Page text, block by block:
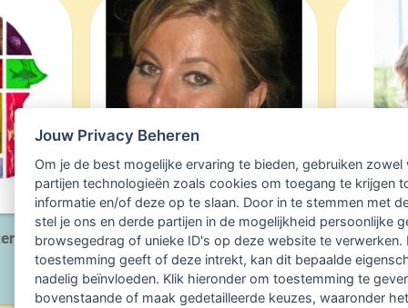
Praktijk voor
Multidisciplinaire
Natuurgeneeskunde
Jouw Privacy Beheren
Om je de best mogelijke ervaring te bieden, gebruiken zowel
partijen technologieën zoals cookies om toegang te krijgen
informatie en/of deze op te slaan. Door in te stemmen met
stel je ons en derde partijen in de mogelijkheid persoonlijke
browsegedrag of unieke ID's op deze website te verwerken.
toestemming geeft of deze intrekt, kan dit bepaalde
nadelig beïnvloeden. Klik hieronder om toestemming te
bovenstaande of maak gedetailleerde keuzes, waaronder